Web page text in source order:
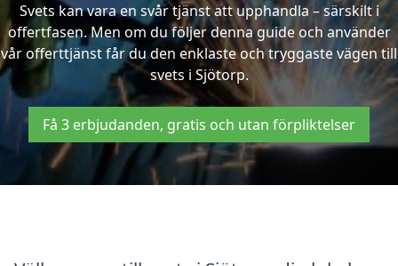
Svets kan vara en svår tjänst att upphandla – särskilt i
offertfasen. Men om du följer denna guide och använder
vår offerttjänst får du den enklaste och tryggaste vägen till
svets i Sjötorp.
Få 3 erbjudanden, gratis och utan förpliktelser